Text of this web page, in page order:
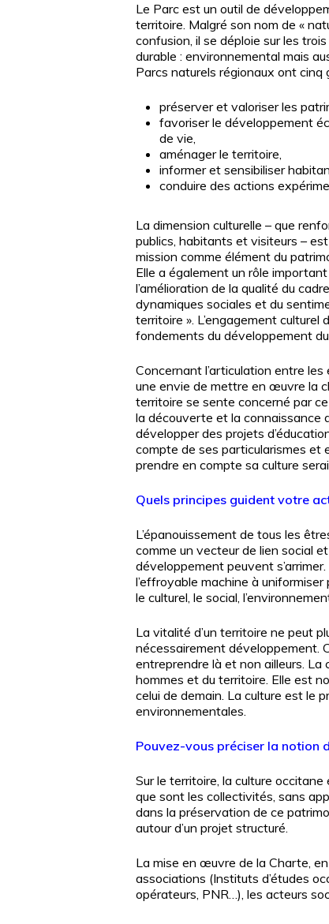
Le Parc est un outil de
territoire. Malgré son nom de «
confusion, il se déploie sur les
durable : environnemental mais
Parcs naturels régionaux ont cinq
préserver et valoriser les
favoriser le développement
de vie,
aménager le territoire,
informer et sensibiliser
conduire des actions
La dimension culturelle – que
publics, habitants et visiteurs –
mission comme élément du
Elle a également un rôle
l’amélioration de la qualité du
dynamiques sociales et du
territoire ». L’engagement culturel
fondements du développement
Concernant l’articulation entre
une envie de mettre en œuvre la
territoire se sente concerné par
la découverte et la connaissance
développer des projets
compte de ses particularismes et
prendre en compte sa culture
Quels principes guident votre
L’épanouissement de tous les
comme un vecteur de lien social
développement peuvent
l’effroyable machine à
le culturel, le social,
La vitalité d’un territoire ne peut
nécessairement développement.
entreprendre là et non ailleurs.
hommes et du territoire. Elle est
celui de demain. La culture est le
environnementales.
Pouvez-vous préciser la notion
Sur le territoire, la culture
que sont les collectivités, sans
dans la préservation de ce
autour d’un projet structuré.
La mise en œuvre de la Charte,
associations (Instituts d’études
opérateurs, PNR…), les acteurs